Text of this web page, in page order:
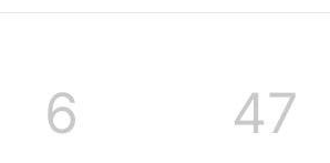
6 47